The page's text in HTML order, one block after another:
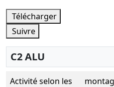
Télécharger
Suivre
C2 ALU
Activité selon les